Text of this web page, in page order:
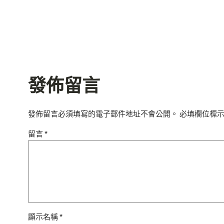
發佈留言
發佈留言必須填寫的電子郵件地址不會公開。 必填欄位標
留言*
顯示名稱*